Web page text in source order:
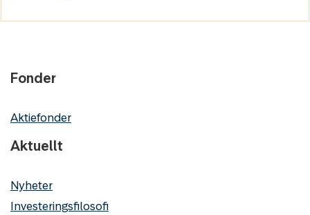
Fonder
Aktiefonder
Aktuellt
Nyheter
Investeringsfilosofi